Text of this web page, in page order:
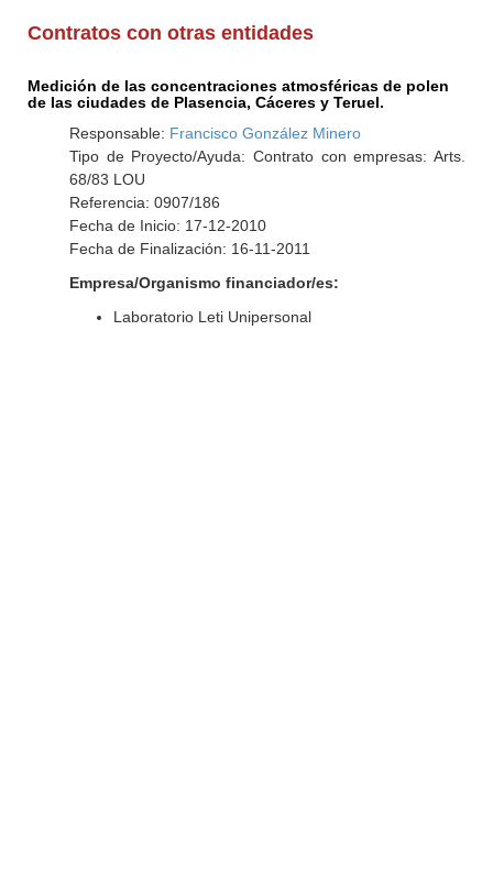
Contratos con otras entidades
Medición de las concentraciones atmosféricas de polen
de las ciudades de Plasencia, Cáceres y Teruel.
Responsable: Francisco González Minero
Tipo de Proyecto/Ayuda: Contrato con empresas: Arts.
68/83 LOU
Referencia: 0907/186
Fecha de Inicio: 17-12-2010
Fecha de Finalización: 16-11-2011
Empresa/Organismo financiador/es:
Laboratorio Leti Unipersonal